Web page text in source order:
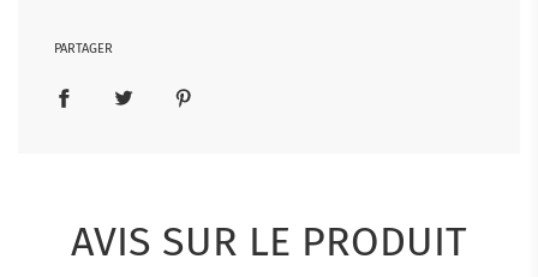
PARTAGER
AVIS SUR LE PRODUIT